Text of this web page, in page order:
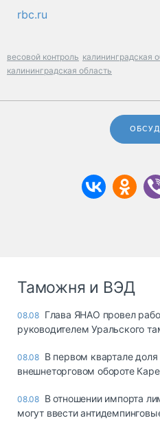
rbc.ru
весовой контроль калининградская
калининградская область
Таможня и ВЭД
08.08 Глава ЯНАО провел
руководителем Уральского
08.08 В первом квартале доля
внешнеторговом обороте
08.08 В отношении импорта
могут ввести